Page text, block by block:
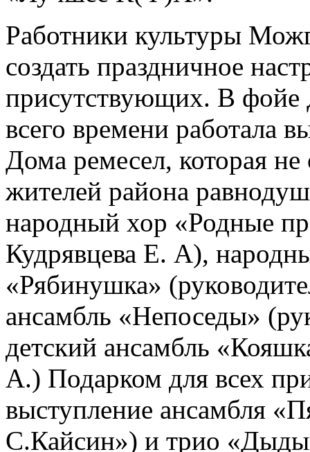
Работники культуры
создать праздничное
присутствующих. В фойе
всего времени работала
Дома ремесел, которая не
жителей района
народный хор «Родные
Кудрявцева Е. А),
«Рябинушка»
ансамбль «Непоседы»
детский ансамбль
А.) Подарком для всех
выступление ансамбля
С.Кайсин») и трио